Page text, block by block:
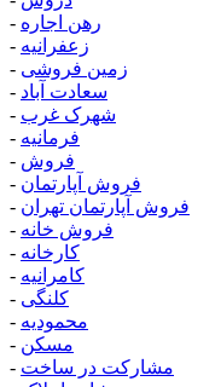
- رهن اجاره
- زعفرانیه
- زمین فروشی
- سعادت آباد
- شهرک غرب
- فرمانیه
- فروش
- فروش آپارتمان
- فروش آپارتمان تهران
- فروش خانه
- کارخانه
- کامرانیه
- کلنگی
- محمودیه
- مسکن
- مشارکت در ساخت